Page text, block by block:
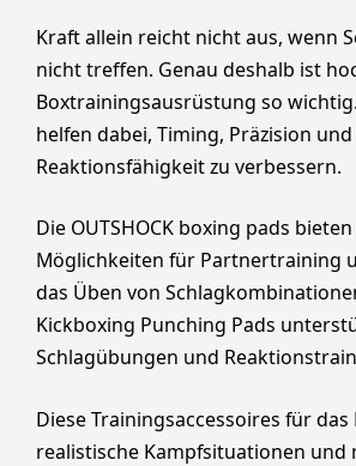
Kraft allein reicht nicht aus, wenn
nicht treffen. Genau deshalb ist
Boxtrainingsausrüstung so
helfen dabei, Timing, Präzision und
Reaktionsfähigkeit zu verbessern.
Die OUTSHOCK boxing pads
Möglichkeiten für Partnertraining
das Üben von
Kickboxing Punching Pads
Schlagübungen und
Diese Trainingsaccessoires für
realistische Kampfsituationen und